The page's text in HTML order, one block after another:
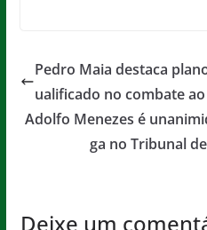
e
b
o
er l s
A
p
p
Pedro Maia destaca
ualificado no combate
Adolfo Menezes é
ga no Tribunal
Deixe um